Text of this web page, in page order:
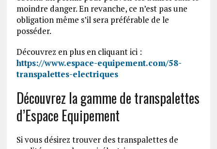
moindre danger. En revanche, ce n’est pas une
obligation même s’il sera préférable de le
posséder.
Découvrez en plus en cliquant ici :
https://www.espace-equipement.com/58-
transpalettes-electriques
Découvrez la gamme de transpalettes
d’Espace Equipement
Si vous désirez trouver des transpalettes de